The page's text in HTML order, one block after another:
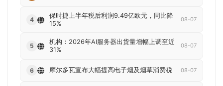
4
保时捷上半年税后利润9.49亿欧元，同比降
15%
08-07
5
机构：2026年AI服务器出货量增幅上调至近
31%
08-07
6 摩尔多瓦宣布大幅提高电子烟及烟草消费税 08-07